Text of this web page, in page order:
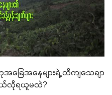
ြေအနေများရဲ့ တိကျသေချာ
ယ်လိုရယူမလဲ?